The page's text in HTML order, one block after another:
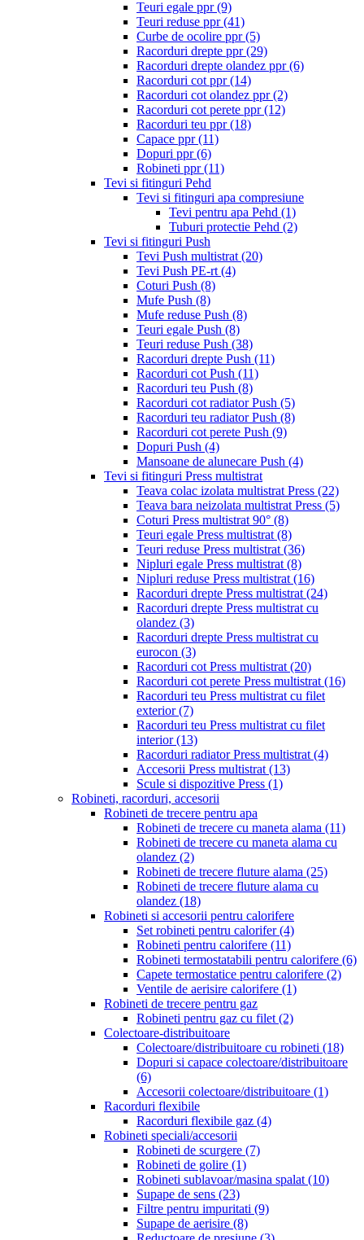
Teuri egale ppr(9)
Teuri reduse ppr(41)
Curbe de ocolire ppr(5)
Racorduri drepte ppr(29)
Racorduri drepte olandez ppr(6)
Racorduri cot ppr(14)
Racorduri cot olandez ppr(2)
Racorduri cot perete ppr(12)
Racorduri teu ppr(18)
Capace ppr(11)
Dopuri ppr(6)
Robineti ppr(11)
Tevi si fitinguri Pehd
Tevi si fitinguri apa compresiune
Tevi pentru apa Pehd (1)
Tuburi protectie Pehd (2)
Tevi si fitinguri Push
Tevi Push multistrat (20)
Tevi Push PE-rt (4)
Coturi Push (8)
Mufe Push (8)
Mufe reduse Push (8)
Teuri egale Push (8)
Teuri reduse Push (38)
Racorduri drepte Push (11)
Racorduri cot Push (11)
Racorduri teu Push (8)
Racorduri cot radiator Push (5)
Racorduri teu radiator Push (8)
Racorduri cot perete Push (9)
Dopuri Push (4)
Mansoane de alunecare Push (4)
Tevi si fitinguri Press multistrat
Teava colac izolata multistrat Press (22)
Teava bara neizolata multistrat Press (5)
Coturi Press multistrat 90° (8)
Teuri egale Press multistrat (8)
Teuri reduse Press multistrat (36)
Nipluri egale Press multistrat (8)
Nipluri reduse Press multistrat (16)
Racorduri drepte Press multistrat (24)
Racorduri drepte Press multistrat cu
olandez (3)
Racorduri drepte Press multistrat cu
eurocon (3)
Racorduri cot Press multistrat (20)
Racorduri cot perete Press multistrat (16)
Racorduri teu Press multistrat cu filet
exterior(7)
Racorduri teu Press multistrat cu filet
interior(13)
Racorduri radiator Press multistrat (4)
Accesorii Press multistrat (13)
Scule si dispozitive Press (1)
Robineti, racorduri, accesorii
Robineti de trecere pentru apa
Robineti de trecere cu maneta alama (11)
Robineti de trecere cu maneta alama cu
olandez (2)
Robineti de trecere fluture alama (25)
Robineti de trecere fluture alama cu
olandez (18)
Robineti si accesorii pentru calorifere
Set robineti pentru calorifer(4)
Robineti pentru calorifere (11)
Robineti termostatabili pentru calorifere (6)
Capete termostatice pentru calorifere (2)
Ventile de aerisire calorifere (1)
Robineti de trecere pentru gaz
Robineti pentru gaz cu filet (2)
Colectoare-distribuitoare
Colectoare/distribuitoare cu robineti (18)
Dopuri si capace colectoare/distribuitoare
(6)
Accesorii colectoare/distribuitoare (1)
Racorduri flexibile
Racorduri flexibile gaz (4)
Robineti speciali/accesorii
Robineti de scurgere (7)
Robineti de golire (1)
Robineti sublavoar/masina spalat (10)
Supape de sens (23)
Filtre pentru impuritati (9)
Supape de aerisire (8)